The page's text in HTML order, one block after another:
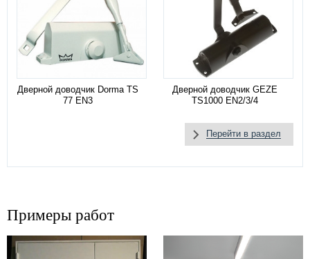
Дверной доводчик Dorma TS
77 EN3
Дверной доводчик GEZE
TS1000 EN2/3/4
Перейти в раздел
Примеры работ